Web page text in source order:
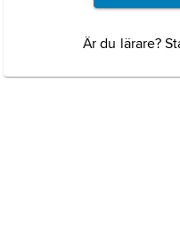
Är du lärare?